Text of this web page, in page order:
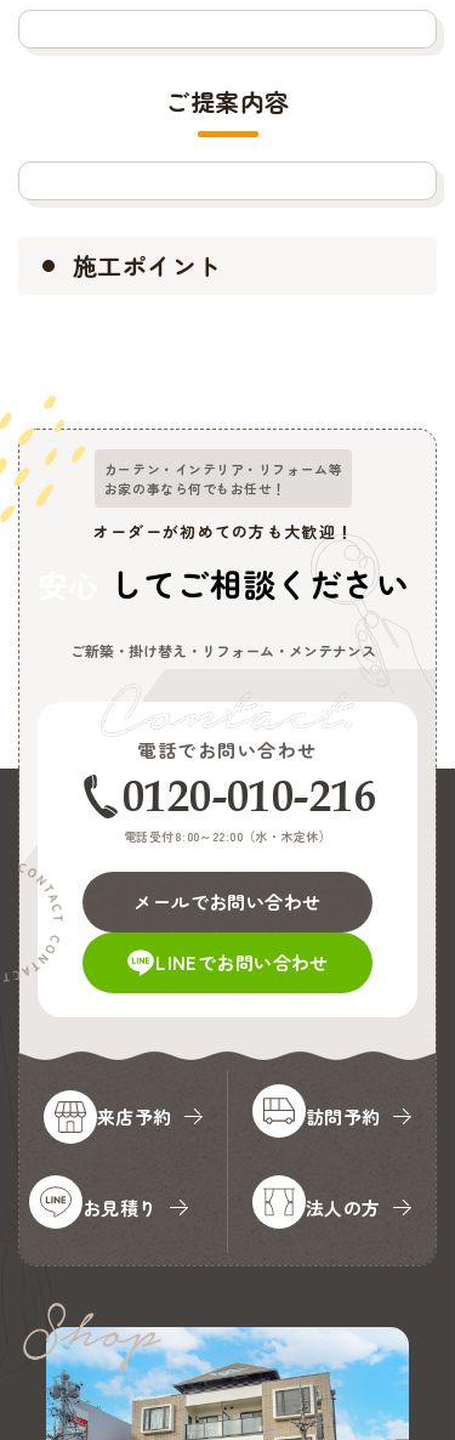
ご提案内容
施工ポイント
カーテン・インテリア・リフォーム等
お家の事なら何でもお任せ！
オーダーが初めての方も大歓迎！
してご相談ください
ご新築・掛け替え・リフォーム・メンテナンス
電話でお問い合わせ
0120-010-216
電話受付8:00～22:00（水・木定休）
メールでお問い合わせ
LINEでお問い合わせ
来店予約 訪問予約
お見積り 法人の方